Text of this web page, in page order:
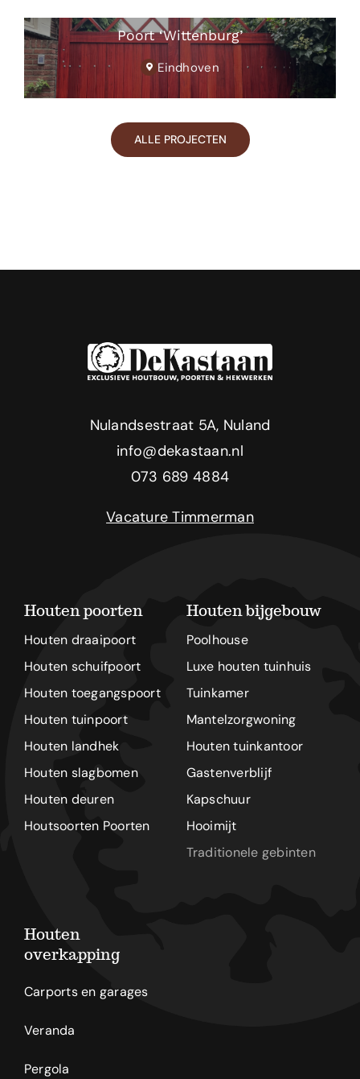
Poort ‘Wittenburg’
Eindhoven
ALLE PROJECTEN
Nulandsestraat 5A, Nuland
info@dekastaan.nl
073 689 4884
Vacature Timmerman
Houten poorten
Houten draaipoort
Houten schuifpoort
Houten toegangspoort
Houten tuinpoort
Houten landhek
Houten slagbomen
Houten deuren
Houtsoorten Poorten
Houten bijgebouw
Poolhouse
Luxe houten tuinhuis
Tuinkamer
Mantelzorgwoning
Houten tuinkantoor
Gastenverblijf
Kapschuur
Hooimijt
Traditionele gebinten
Houten
overkapping
Carports en garages
Veranda
Pergola